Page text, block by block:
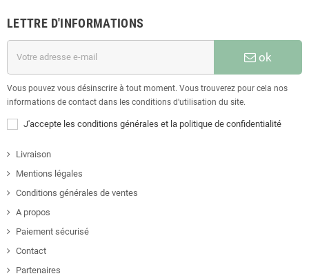
LETTRE D'INFORMATIONS
ok
Vous pouvez vous désinscrire à tout moment. Vous trouverez pour cela nos
informations de contact dans les conditions d'utilisation du site.
J'accepte les conditions générales et la politique de confidentialité
Livraison
Mentions légales
Conditions générales de ventes
A propos
Paiement sécurisé
Contact
Partenaires